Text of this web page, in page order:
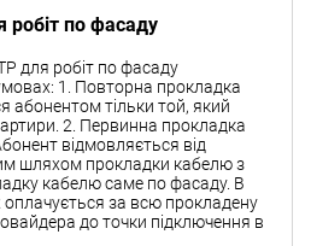
робіт по фасаду
для робіт по фасаду
1. Повторна прокладка
абонентом тільки той, який
2. Первинна прокладка
відмовляється від
шляхом прокладки кабелю з
кабелю саме по фасаду. В
за всю прокладену
до точки підключення в